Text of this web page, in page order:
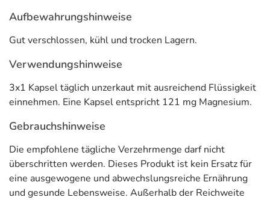
Brüderstr. 33
08412 Werdau
Informationen zu diesem Lebensmittel (wie z. B. Zutaten,
Allergene) sind bei den Lebensmittelangaben als pdf
hinterlegt. (oben)
Aufbewahrungshinweise
Gut verschlossen, kühl und trocken Lagern.
Verwendungshinweise
3x1 Kapsel täglich unzerkaut mit ausreichend Flüssigkeit
einnehmen. Eine Kapsel entspricht 121 mg Magnesium.
Gebrauchshinweise
Die empfohlene tägliche Verzehrmenge darf nicht
überschritten werden. Dieses Produkt ist kein Ersatz für
eine ausgewogene und abwechslungsreiche Ernährung
und gesunde Lebensweise. Außerhalb der Reichweite